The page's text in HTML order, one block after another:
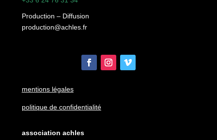
Production – Diffusion
production@achles.fr
mentions légales
politique de confidentialité
association achles